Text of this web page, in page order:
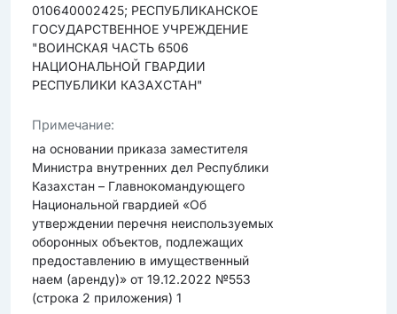
010640002425; РЕСПУБЛИКАНСКОЕ
ГОСУДАРСТВЕННОЕ УЧРЕЖДЕНИЕ
"ВОИНСКАЯ ЧАСТЬ 6506
НАЦИОНАЛЬНОЙ ГВАРДИИ
РЕСПУБЛИКИ КАЗАХСТАН"
Примечание:
на основании приказа заместителя
Министра внутренних дел Республики
Казахстан – Главнокомандующего
Национальной гвардией «Об
утверждении перечня неиспользуемых
оборонных объектов, подлежащих
предоставлению в имущественный
наем (аренду)» от 19.12.2022 №553
(строка 2 приложения) 1